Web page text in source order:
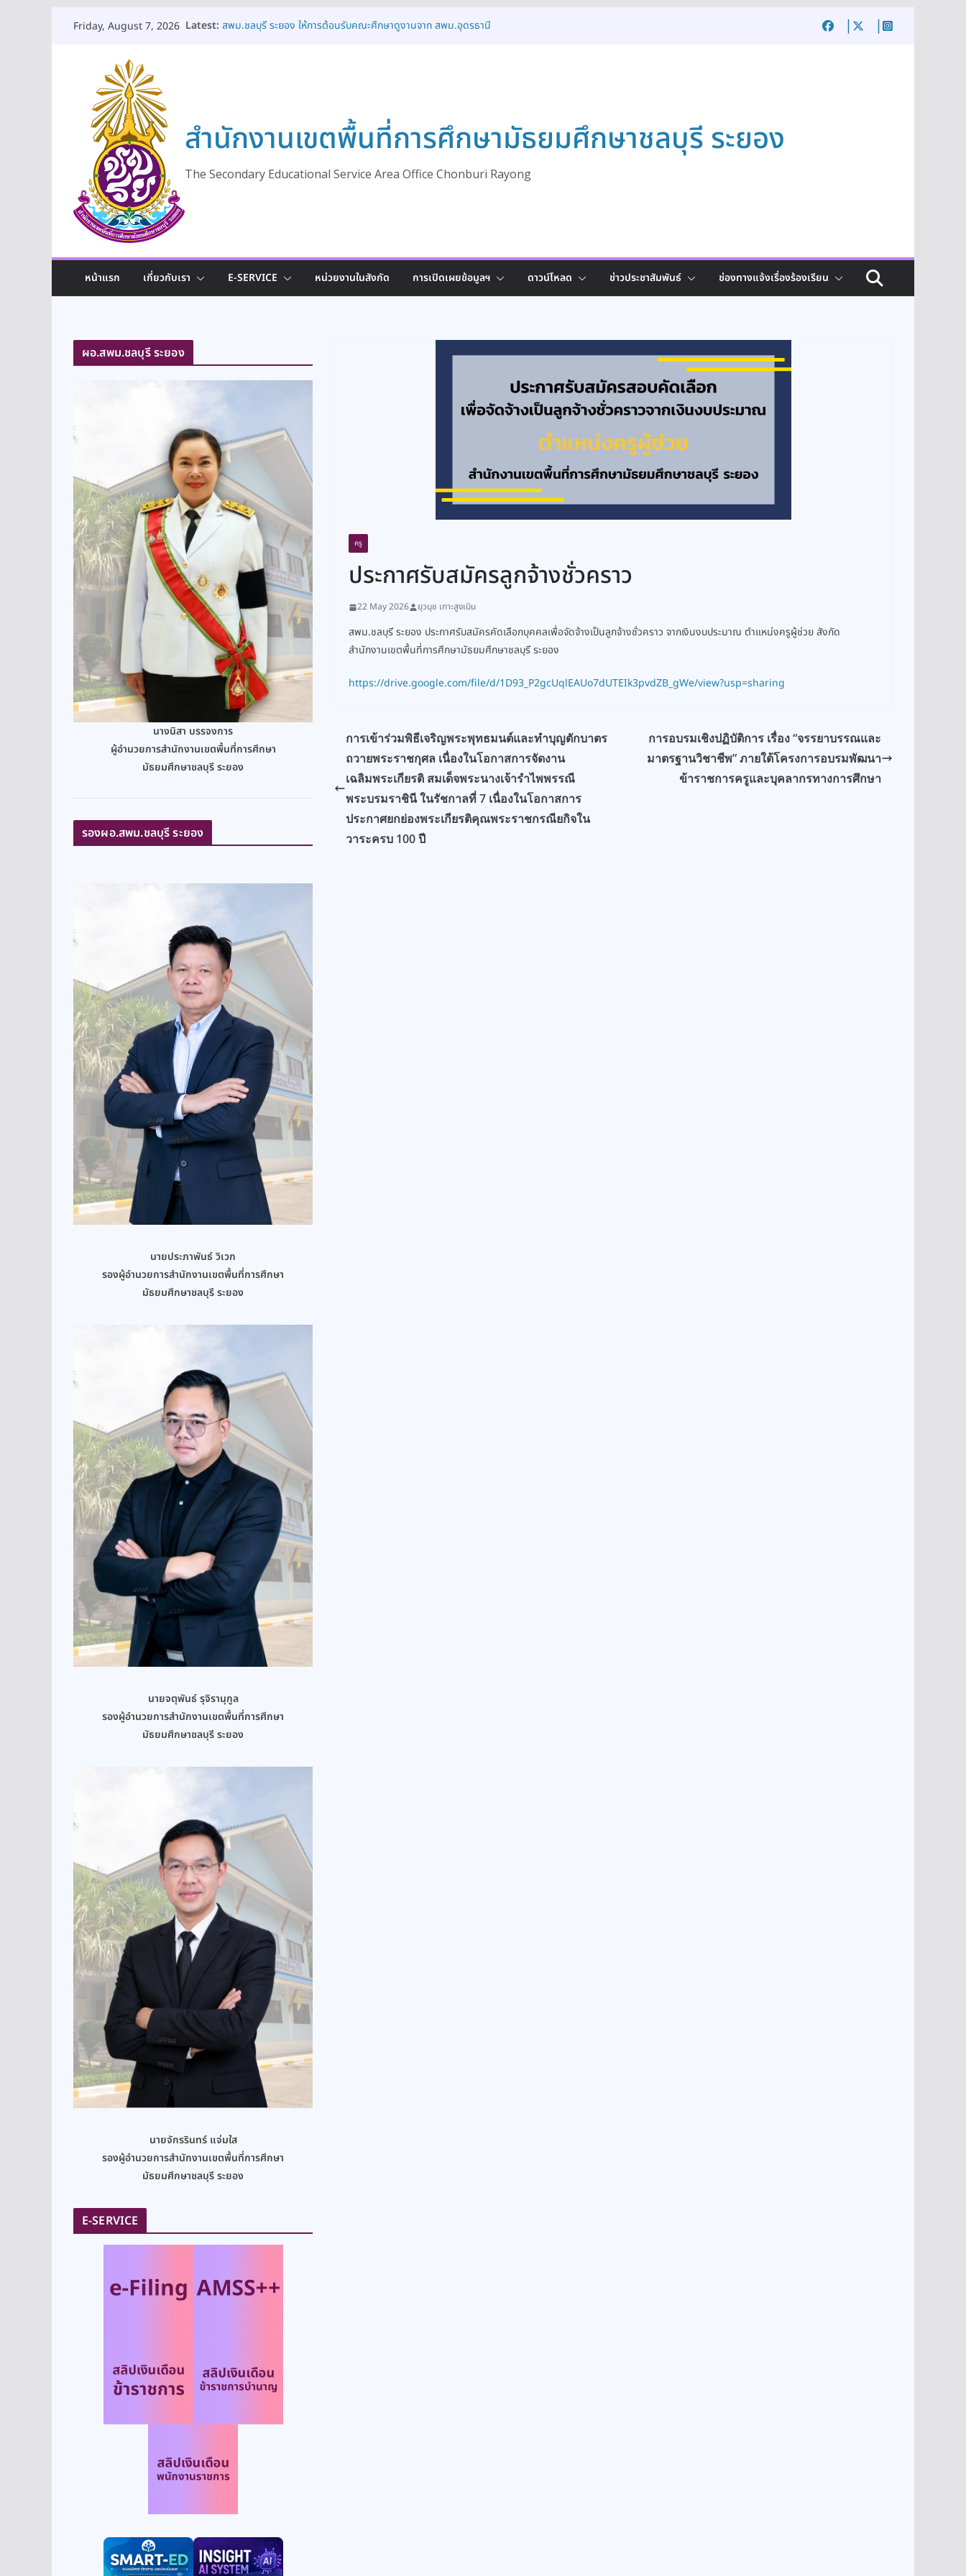
Friday, August 7, 2026 Latest: สพม.ชลบุรี ระยอง ให้การต้อนรับคณะศึกษาดูงานจาก สพม.อุดรธานี
เสริมสร้างพลเมืองคุณภาพ
สพม.ชลบุรี ระยอง เปิดการอบรมโครงการส่งเสริมและพัฒนาระบบการ
เท่าเทียมและมีคุณภาพ ประจำปี 2569
สำนักงานเขตพื้นที่การศึกษามัธยมศึกษาชลบุรี ระยอง
The Secondary Educational Service Area Office Chonburi Rayong
หน้าแรก เกี่ยวกับเรา E-SERVICE หน่วยงานในสังกัด การเปิดเผยข้อมูลฯ ดาวน์โหลด ข่าวประชาสัมพันธ์ ช่องทางแจ้งเรื่องร้องเรียน
ครู
ประกาศรับสมัครลูกจ้างชั่วคราว
22 May 2026 ยุวนุช เกาะสูงเนิน
สพม.ชลบุรี ระยอง ประกาศรับสมัครคัดเลือกบุคคลเพื่อจัดจ้างเป็นลูกจ้างชั่วคราว จากเงินงบประมาณ ตำแหน่งครูผู้ช่วย สังกัด
สำนักงานเขตพื้นที่การศึกษามัธยมศึกษาชลบุรี ระยอง
https://drive.google.com/file/d/1D93_P2gcUqlEAUo7dUTEIk3pvdZB_gWe/view?usp=sharing
การเข้าร่วมพิธีเจริญพระพุทธมนต์และทำบุญตักบาตร
ถวายพระราชกุศล เนื่องในโอกาสการจัดงาน
เฉลิมพระเกียรติ สมเด็จพระนางเจ้ารำไพพรรณี
พระบรมราชินี ในรัชกาลที่ 7 เนื่องในโอกาสการ
ประกาศยกย่องพระเกียรติคุณพระราชกรณียกิจใน
วาระครบ 100 ปี
การอบรมเชิงปฏิบัติการ เรื่อง “จรรยาบรรณและ
มาตรฐานวิชาชีพ” ภายใต้โครงการอบรมพัฒนา
ข้าราชการครูและบุคลากรทางการศึกษา
ผอ.สพม.ชลบุรี ระยอง
นางนิสา บรรจงการ
ผู้อำนวยการสำนักงานเขตพื้นที่การศึกษา
มัธยมศึกษาชลบุรี ระยอง
รองผอ.สพม.ชลบุรี ระยอง
นายประภาพันธ์ วิเวก
รองผู้อำนวยการสำนักงานเขตพื้นที่การศึกษา
มัธยมศึกษาชลบุรี ระยอง
นายจตุพันธ์ รุจิรานุกูล
รองผู้อำนวยการสำนักงานเขตพื้นที่การศึกษา
มัธยมศึกษาชลบุรี ระยอง
นายจักรรินทร์ แจ่มใส
รองผู้อำนวยการสำนักงานเขตพื้นที่การศึกษา
มัธยมศึกษาชลบุรี ระยอง
E-SERVICE